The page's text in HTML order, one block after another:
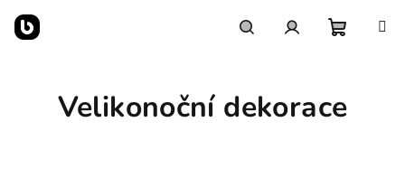
obsah
košík
Velikonoční dekorace